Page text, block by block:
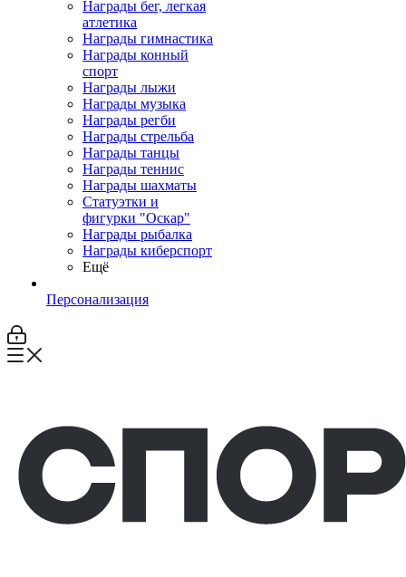
Награды бег, легкая
атлетика
Награды гимнастика
Награды конный
спорт
Награды лыжи
Награды музыка
Награды регби
Награды стрельба
Награды танцы
Награды теннис
Награды шахматы
Статуэтки и
фигурки "Оскар"
Награды рыбалка
Награды киберспорт
Ещё
Персонализация